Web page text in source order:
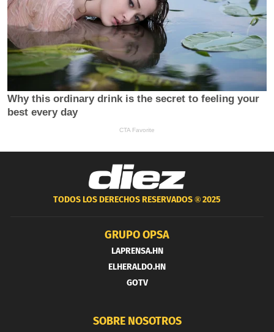
TODOS LOS DERECHOS RESERVADOS ®2025
GRUPO OPSA
LAPRENSA.HN
ELHERALDO.HN
GOTV
SOBRE NOSOTROS